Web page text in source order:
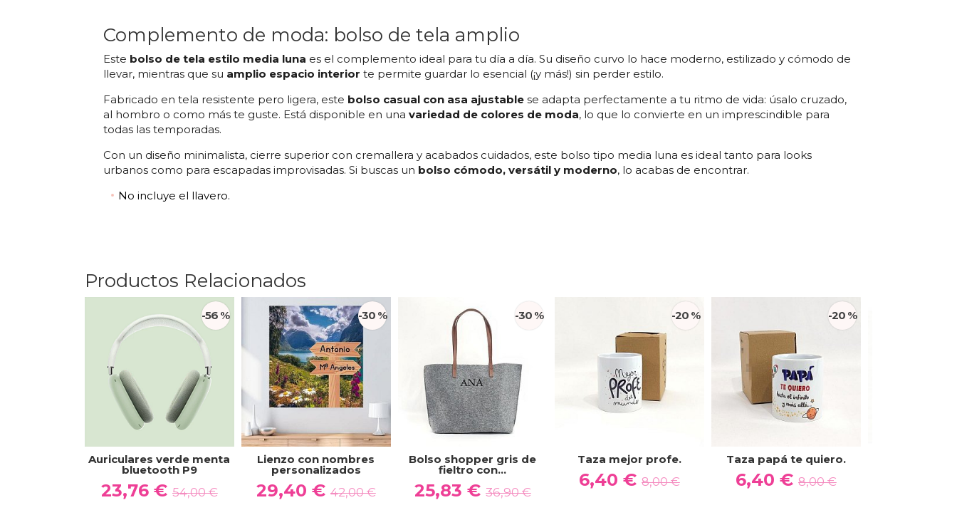
Complemento de moda: bolso de tela amplio
Este bolso de tela estilo media luna es el complemento ideal para tu día a día. Su diseño curvo lo hace moderno, estilizado y cómodo de
llevar, mientras que su amplio espacio interior te permite guardar lo esencial (¡y más!) sin perder estilo.
Fabricado en tela resistente pero ligera, este bolso casual con asa ajustable se adapta perfectamente a tu ritmo de vida: úsalo cruzado,
al hombro o como más te guste. Está disponible en unavariedad de colores de moda, lo que lo convierte en un imprescindible para
todas las temporadas.
Con un diseño minimalista, cierre superior con cremallera y acabados cuidados, este bolso tipo media luna es ideal tanto para looks
urbanos como para escapadas improvisadas. Si buscas un bolso cómodo, versátil y moderno, lo acabas de encontrar.
No incluye el llavero.
Productos Relacionados
-56 %
Auriculares verde menta
bluetooth P9
23,76 € 54,00 €
-30 %
Lienzo con nombres
personalizados
29,40 € 42,00 €
-30 %
Bolso shopper gris de
fieltro con...
25,83 € 36,90 €
-20 %
Taza mejor profe.
6,40 € 8,00 €
-20 %
Taza papá te quiero.
6,40 € 8,00 €